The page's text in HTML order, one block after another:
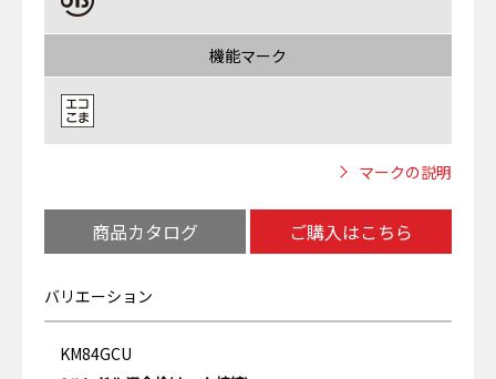
機能マーク
マークの説明
商品カタログ ご購入はこちら
バリエーション
KM84GCU